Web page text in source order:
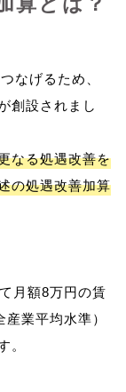
なげるため、
創設されまし
なる処遇改善を
の処遇改善加算
月額8万円の賃
業平均水準）